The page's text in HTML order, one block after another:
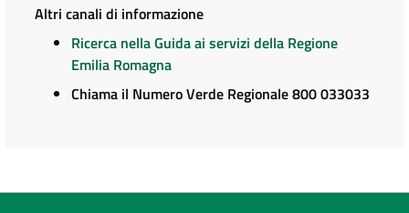
Altri canali di informazione
Ricerca nella Guida ai servizi della Regione
Emilia Romagna
Chiama il Numero Verde Regionale 800 033033